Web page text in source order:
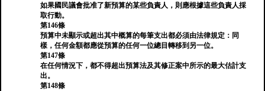
如果國民議會批准了新預算的某些負責人，則應根據這些負責人採
取行動。
第146條
預算中未顯示或超出其中概算的每筆支出都必須由法律規定：同
樣，任何金額都應從預算的任何一位總目轉移到另一位。
第147條
在任何情況下，都不得超出預算法及其修正案中所示的最大估計支
出。
第148條